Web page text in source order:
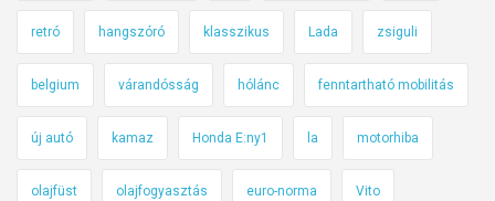
retró hangszóró klasszikus Lada zsiguli
belgium várandósság hólánc fenntartható mobilitás
új autó kamaz Honda E:ny1 la motorhiba
olajfüst olajfogyasztás euro-norma Vito